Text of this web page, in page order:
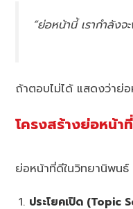
“ย่อหน้านี้ เรากำลังจ
ถ้าตอบไม่ได้ แสดงว่าย่
โครงสร้างย่อหน้า
ย่อหน้าที่ดีในวิทยานิพน
ประโยคเปิด (Topic